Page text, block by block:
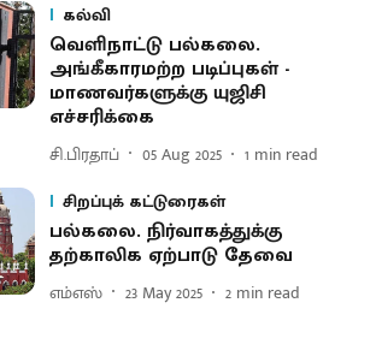
கல்வி
வெளிநாட்டு பல்கலை.
அங்கீகாரமற்ற படிப்புகள் -
மாணவர்களுக்கு யுஜிசி
எச்சரிக்கை
சி.பிரதாப் 05 Aug 2025 1 min read
சிறப்புக் கட்டுரைகள்
பல்கலை. நிர்வாகத்துக்கு
தற்காலிக ஏற்பாடு தேவை
எம்எஸ் 23 May 2025 2 min read